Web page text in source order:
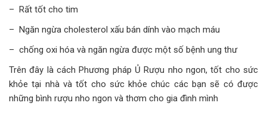
– Rất tốt cho tim
– Ngăn ngừa cholesterol xấu bán dính vào mạch máu
– chống oxi hóa và ngăn ngừa được một số bệnh ung thư
Trên đây là cách Phương pháp Ủ Rượu nho ngon, tốt cho sức
khỏe tại nhà và tốt cho sức khỏe chúc các bạn sẽ có được
những bình rượu nho ngon và thơm cho gia đình mình